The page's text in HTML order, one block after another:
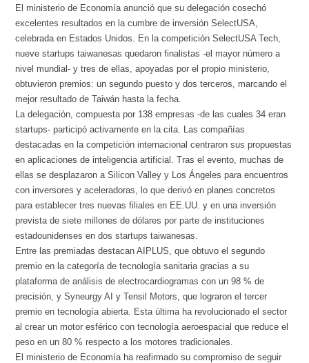
El ministerio de Economía anunció que su delegación cosechó
excelentes resultados en la cumbre de inversión SelectUSA,
celebrada en Estados Unidos. En la competición SelectUSA Tech,
nueve startups taiwanesas quedaron finalistas -el mayor número a
nivel mundial- y tres de ellas, apoyadas por el propio ministerio,
obtuvieron premios: un segundo puesto y dos terceros, marcando el
mejor resultado de Taiwán hasta la fecha.
La delegación, compuesta por 138 empresas -de las cuales 34 eran
startups- participó activamente en la cita. Las compañías
destacadas en la competición internacional centraron sus propuestas
en aplicaciones de inteligencia artificial. Tras el evento, muchas de
ellas se desplazaron a Silicon Valley y Los Ángeles para encuentros
con inversores y aceleradoras, lo que derivó en planes concretos
para establecer tres nuevas filiales en EE.UU. y en una inversión
prevista de siete millones de dólares por parte de instituciones
estadounidenses en dos startups taiwanesas.
Entre las premiadas destacan AIPLUS, que obtuvo el segundo
premio en la categoría de tecnología sanitaria gracias a su
plataforma de análisis de electrocardiogramas con un 98 % de
precisión, y Syneurgy AI y Tensil Motors, que lograron el tercer
premio en tecnología abierta. Esta última ha revolucionado el sector
al crear un motor esférico con tecnología aeroespacial que reduce el
peso en un 80 % respecto a los motores tradicionales.
El ministerio de Economía ha reafirmado su compromiso de seguir